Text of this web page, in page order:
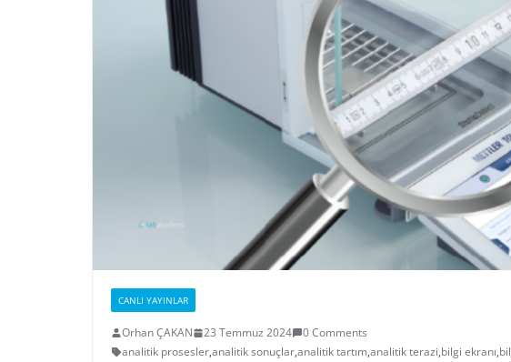
CANLI YAYINLAR
Orhan ÇAKAN 23 Temmuz 2024
0 Comments
analitik prosesler,analitik sonuçlar,analitik tartım,analitik terazi,bilgi ekranı,